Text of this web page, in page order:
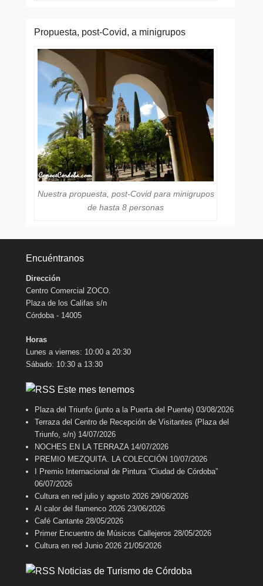
Propuesta, post-Covid, a minigrupos
Nuestra propuesta, post-Covid para minigrupos
de hasta 8 personas
Encuéntranos
Dirección
Centro Comercial ZOCO.
Plaza de los Califas s/n
Córdoba - 14005
Horas
Lunes a viernes: 10:00 a 20:30
Sábado: 10:30 a 13:30
Este mes tenemos
Plaza del Triunfo (junto a la Puerta del Puente) 03/08/2026
Terraza del Centro de Recepción de Visitantes (Plaza del
Triunfo, s/n) 14/07/2026
NOCHES EN LA TERRAZA 14/07/2026
PREMIO MEZQUITA. LA COLECCIÓN 10/07/2026
I Premio Internacional de Pintura “Ciudad de Córdoba”
06/07/2026
Cultura en red julio y agosto 2026 29/06/2026
Al calor del flamenco 2026 23/06/2026
Café Cantante 28/05/2026
Primer Encuentro de Músicos Callejeros 28/05/2026
Cultura en red Junio 2026 21/05/2026
Noticias de Turismo de Córdoba